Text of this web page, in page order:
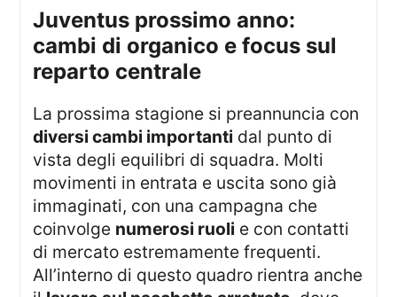
juventus prossimo anno:
cambi di organico e focus sul
reparto centrale
La prossima stagione si preannuncia con
diversi cambi importanti dal punto di
vista degli equilibri di squadra. Molti
movimenti in entrata e uscita sono già
immaginati, con una campagna che
coinvolge numerosi ruoli e con contatti
di mercato estremamente frequenti.
All’interno di questo quadro rientra anche